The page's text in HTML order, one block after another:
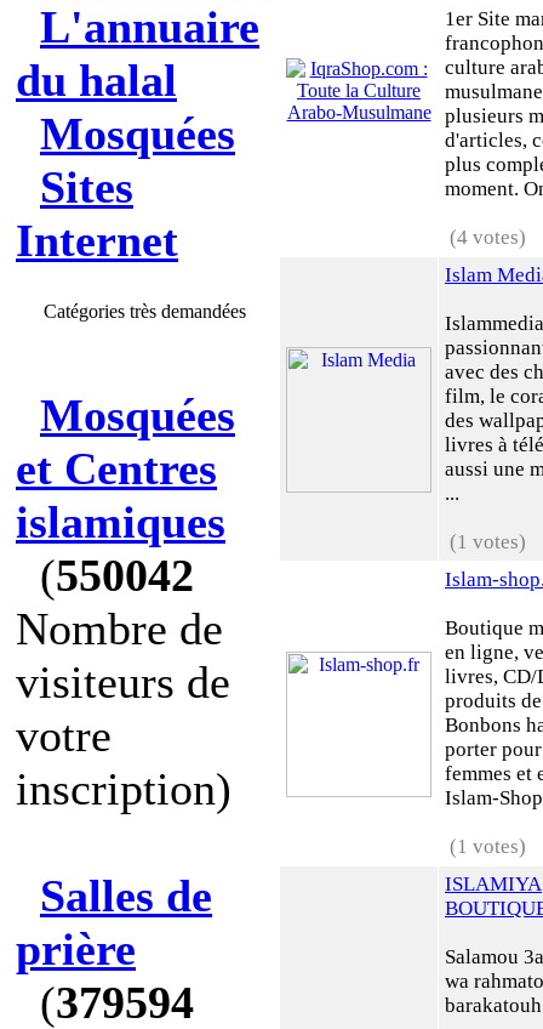
L'annuaire
du halal
Mosquées
Sites
Internet
Catégories très demandées
Mosquées
et Centres
islamiques
(550042
Nombre de
visiteurs de
votre
inscription)
Salles de
prière
(379594
1er Site
culture
plusieurs
d'articles,
plus
moment.
(4 votes)
Islam
avec des
film, le
des
livres à
aussi une
...
(1 votes)
Islam-
Boutique
en ligne,
livres, CD/
produits
Bonbons
porter
femmes et
Islam-
(1 votes)
ISLAMIYA
Salamou
wa
barakatouh